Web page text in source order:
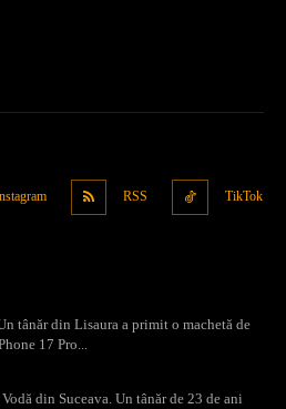
RSS TikTok
tânăr din Lisaura a primit o machetă de
17 Pro...
din Suceava. Un tânăr de 23 de ani